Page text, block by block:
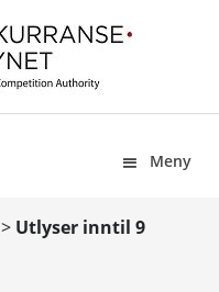
Meny
> Utlyser inntil 9